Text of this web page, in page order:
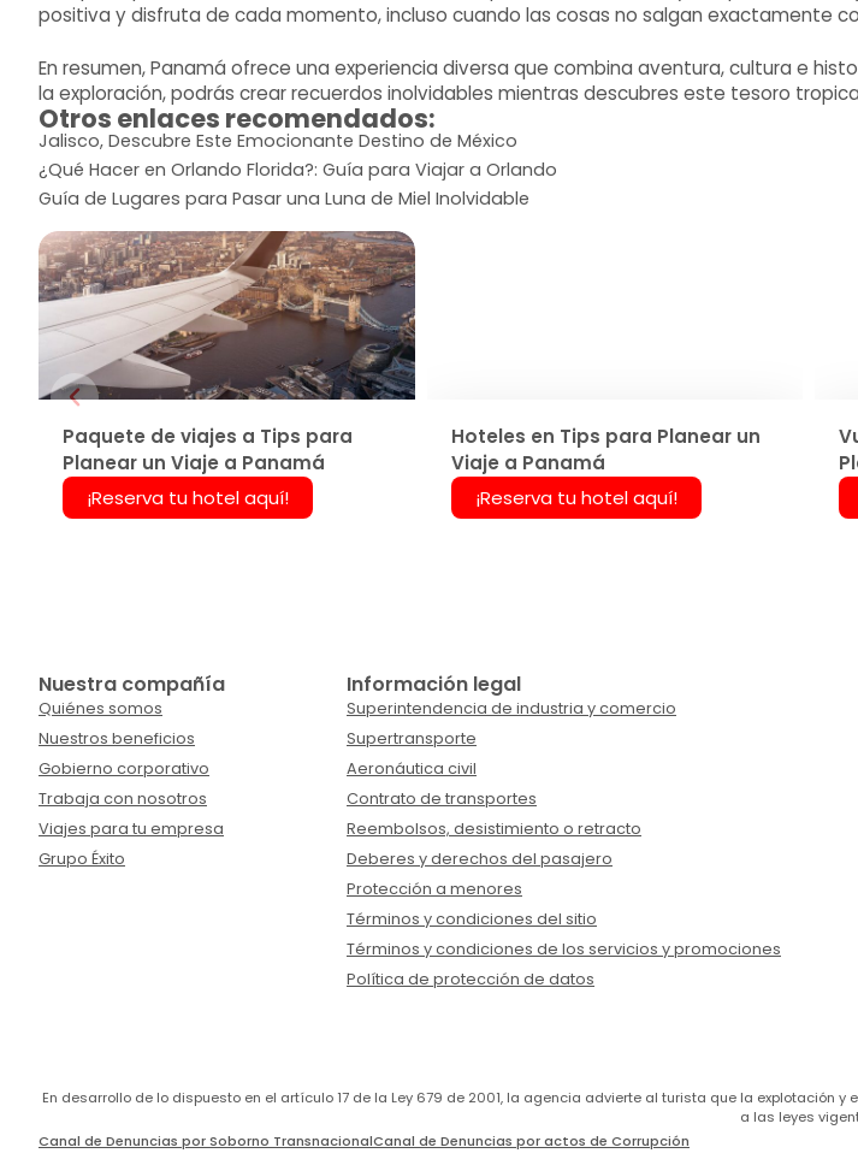
positiva y disfruta de cada momento, incluso cuando las cosas no salgan exactamente
En resumen, Panamá ofrece una experiencia diversa que combina aventura, cultura e
la exploración, podrás crear recuerdos inolvidables mientras descubres este tesoro
Otros enlaces recomendados:
Jalisco, Descubre Este Emocionante Destino de México
¿Qué Hacer en Orlando Florida?: Guía para Viajar a Orlando
Guía de Lugares para Pasar una Luna de Miel Inolvidable
Paquete de viajes a Tips para
Planear un Viaje a Panamá
¡Reserva tu hotel aquí!
Hoteles en Tips para Planear un
Viaje a Panamá
¡Reserva tu hotel aquí!
Nuestra compañía
Quiénes somos
Nuestros beneficios
Gobierno corporativo
Trabaja con nosotros
Viajes para tu empresa
Grupo Éxito
Información legal
Superintendencia de industria y comercio
Supertransporte
Aeronáutica civil
Contrato de transportes
Reembolsos, desistimiento o retracto
Deberes y derechos del pasajero
Protección a menores
Términos y condiciones del sitio
Términos y condiciones de los servicios y promociones
Política de protección de datos
En desarrollo de lo dispuesto en el artículo 17 de la Ley 679 de 2001, la agencia advierte al turista que la
a las leyes
Canal de Denuncias por Soborno TransnacionalCanal de Denuncias por actos de Corrupción